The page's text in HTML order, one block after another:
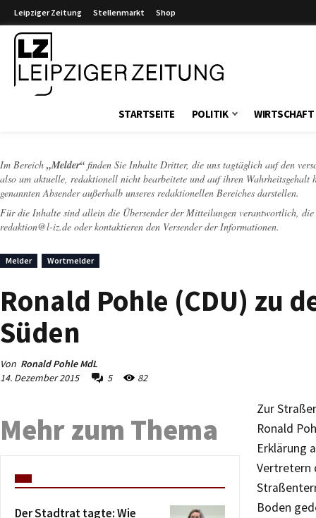
Leipziger Zeitung Stellenmarkt Shop
STARTSEITE POLITIK WIRTSCHAFT
Im Bereich „Melder“ finden Sie Inhalte Dritter, die uns tagtäglich auf den
also um aktuelle, redaktionell nicht bearbeitete und auf ihren
genannten Absender außerhalb unseres redaktionellen Bereiches darstellen.
Für die Inhalte sind allein die Übersender der Mitteilungen verantwortlich, die
redaktion@l-iz.de oder kontaktieren den Versender der Informationen.
Melder Wortmelder
Ronald Pohle (CDU) zu
Süden
Von Ronald Pohle MdL
14. Dezember 2015
5 82
Zur
Ronald
Erklärung
Vertretern
Boden
Mehr zum Thema
Der Stadtrat tagte: Wie